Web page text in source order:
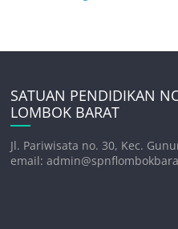
SATUAN PENDIDIKAN
LOMBOK BARAT
Jl. Pariwisata no. 30, Kec.
email: